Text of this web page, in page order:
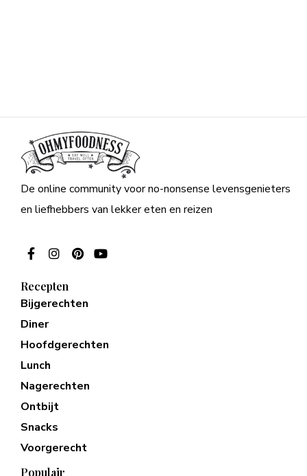
De online community voor no-nonsense levensgenieters
en liefhebbers van lekker eten en reizen
Recepten
Bijgerechten
Diner
Hoofdgerechten
Lunch
Nagerechten
Ontbijt
Snacks
Voorgerecht
Populair